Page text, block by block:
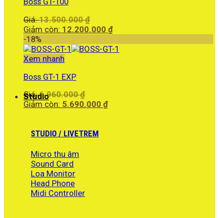
Giá:13.500.000₫
gốc
13.500.000 ₫.
Giảm còn: 12.200.000 ₫Giá
tại
-18%
Xem nhanh
Boss GT-1 EXP
Giá:6.960.000₫
gốc
Giảm còn: 5.690.000 ₫Giá
Studio
STUDIO / LIVETREM
Micro thu âm
Sound Card
Loa Monitor
Head Phone
Midi Controller